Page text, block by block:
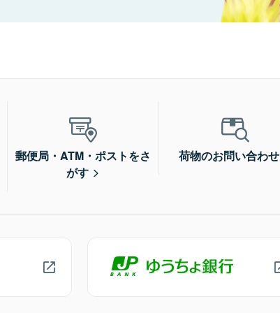
郵便局・ATM・ポストをさ
がす
荷物のお問い合わせ